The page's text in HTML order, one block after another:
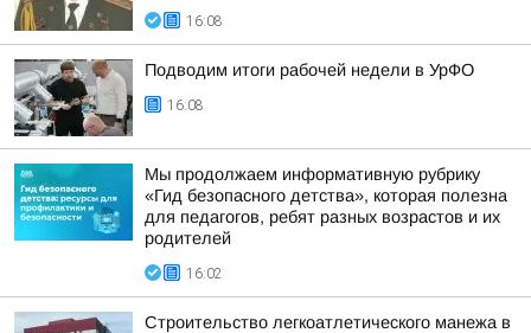
16:08
Подводим итоги рабочей недели в УрФО
16:08
Мы продолжаем информативную рубрику
«Гид безопасного детства», которая полезна
для педагогов, ребят разных возрастов и их
родителей
16:02
Строительство легкоатлетического манежа в